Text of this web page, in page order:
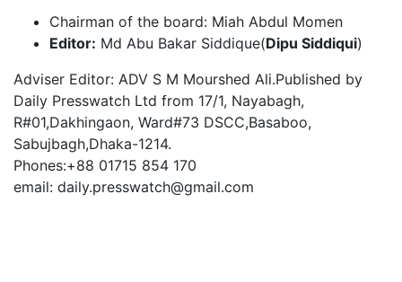
Chairman of the board: Miah Abdul Momen
Editor: Md Abu Bakar Siddique(Dipu Siddiqui)
Adviser Editor: ADV S M Mourshed Ali.Published by
Daily Presswatch Ltd from 17/1, Nayabagh,
R#01,Dakhingaon, Ward#73 DSCC,Basaboo,
Sabujbagh,Dhaka-1214.
Phones:+88 01715 854 170
email: daily.presswatch@gmail.com